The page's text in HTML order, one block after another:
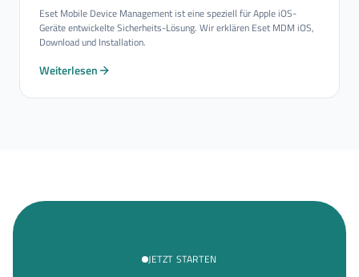
Eset Mobile Device Management ist eine speziell für Apple iOS-
Geräte entwickelte Sicherheits-Lösung. Wir erklären Eset MDM iOS,
Download und Installation.
Weiterlesen
JETZT STARTEN